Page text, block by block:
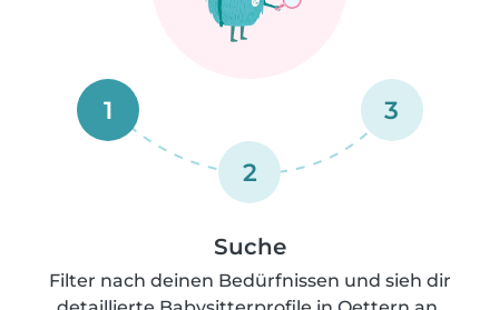
1
2
3
Suche
Filter nach deinen Bedürfnissen und sieh dir